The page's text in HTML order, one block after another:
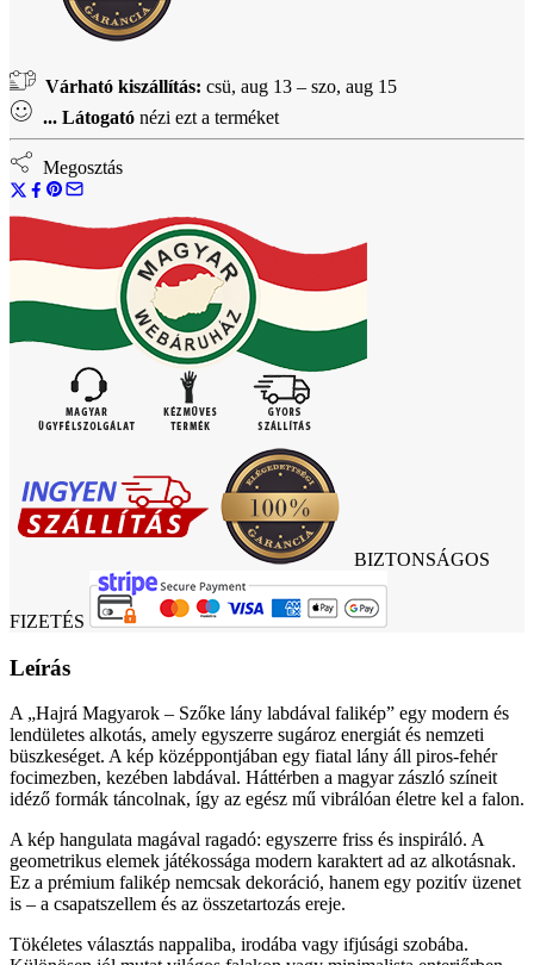
Várható kiszállítás: csü, aug 13 – szo, aug 15
... Látogató nézi ezt a terméket
Megosztás
BIZTONSÁGOS
FIZETÉS
Leírás
A „Hajrá Magyarok – Szőke lány labdával falikép” egy modern és
lendületes alkotás, amely egyszerre sugároz energiát és nemzeti
büszkeséget. A kép középpontjában egy fiatal lány áll piros-fehér
focimezben, kezében labdával. Háttérben a magyar zászló színeit
idéző formák táncolnak, így az egész mű vibrálóan életre kel a falon.
A kép hangulata magával ragadó: egyszerre friss és inspiráló. A
geometrikus elemek játékossága modern karaktert ad az alkotásnak.
Ez a prémium falikép nemcsak dekoráció, hanem egy pozitív üzenet
is – a csapatszellem és az összetartozás ereje.
Tökéletes választás nappaliba, irodába vagy ifjúsági szobába.